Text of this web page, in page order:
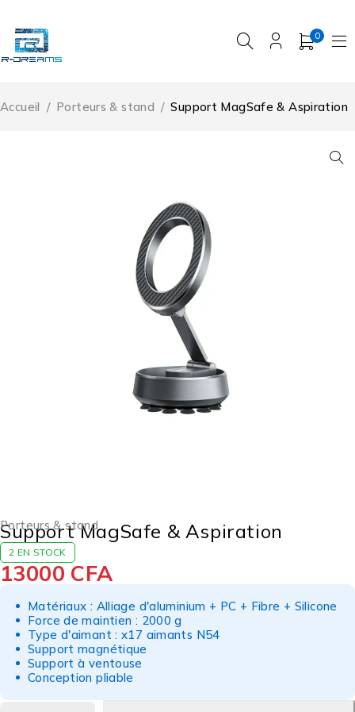
0
Accueil / Porteurs & stand / Support MagSafe & Aspiration
Porteurs & stand
Support MagSafe & Aspiration
2 EN STOCK
13000 CFA
Matériaux : Alliage d'aluminium + PC + Fibre + Silicone
Force de maintien : 2000 g
Type d'aimant : x17 aimants N54
Support magnétique
Support à ventouse
Conception pliable